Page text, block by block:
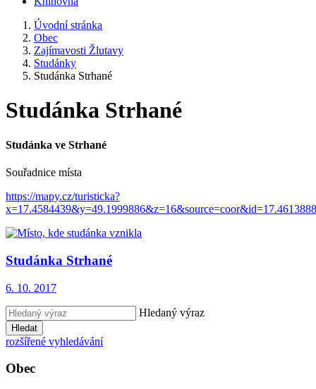
Úvodní stránka
Obec
Zajímavosti Žlutavy
Studánky
Studánka Strhané
Studánka Strhané
Studánka ve Strhané
Souřadnice místa
https://mapy.cz/turisticka?
Studánka Strhané
6. 10. 2017
Hledaný výraz
Hledat
rozšířené vyhledávání
Obec